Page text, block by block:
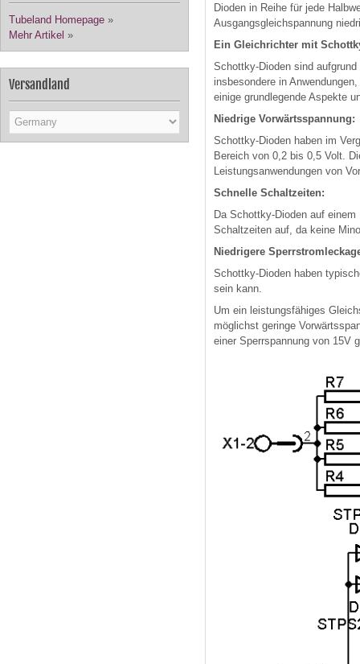
Tubeland Homepage »
Mehr Artikel »
Versandland
Dioden in Reihe für jede
Ausgangsgleichspannung
Ein Gleichrichter mit
Schottky-Dioden sind
insbesondere in
einige grundlegende Aspekte
Niedrige Vorwärtsspannung:
Schottky-Dioden haben im
Bereich von 0,2 bis 0,5 Volt.
Leistungsanwendungen von
Schnelle Schaltzeiten:
Da Schottky-Dioden auf
Schaltzeiten auf, da keine
Niedrigere
Schottky-Dioden haben
sein kann.
Um ein leistungsfähiges
möglichst geringe
einer Sperrspannung von 15V